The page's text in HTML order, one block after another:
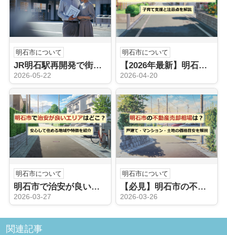
明石市について
JR明石駅再開発で街はどう変わる？地価推移から購入売却の判断材料を整理
2026-05-22
明石市について
【2026年最新】明石市移住が子育て世帯に選ばれる理由｜所得制限なし「5つの無料化」と失敗しないエリア選び
2026-04-20
明石市について
明石市で治安が良いエリアはどこ？安心して住める地域や特徴を紹介
2026-03-27
明石市について
【必見】明石市の不動産売却相場は？戸建て・マンション・土地の価格目安を解説
2026-03-26
関連記事